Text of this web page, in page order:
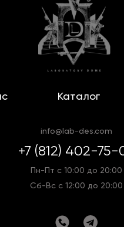
Каталог
info@lab-des.com
+7 (812) 402-75-
Пн-Пт с 10:00 до 20:00
Сб-Вс с 12:00 до 20:00